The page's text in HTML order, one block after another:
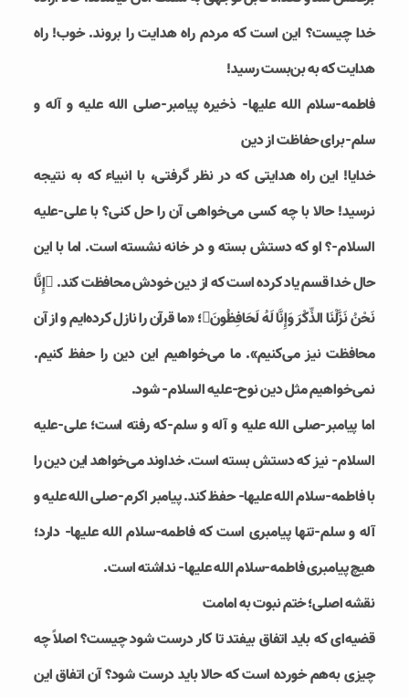
خدا چیست؟ این است که مردم راه هدایت را‌ بروند. خوب! راه
هدایت که به بن‌بست رسید!
فاطمه-سلام الله علیها- ذخیره پیامبر-صلی الله علیه و آله و
سلم-برای حفاظت از دین
خدایا! این راه هدایتی که در نظر گرفتی، با انبیاء که به نتیجه
نرسید! حالا با چه کسی می‌خواهی آن را حل کنی؟ با علی-علیه
السلام-؟ او که دستش بسته و در خانه نشسته است. اما با این
حال خدا قسم یاد کرده است که از دین خودش محافظت کند. إِنَّا
نَحْنُ نَزَّلْنَا الذِّكْرَ وَإِنَّا لَهُ لَحَافِظُونَ؛ «ما قرآن را نازل کرده‌ایم و از آن
محافظت نیز می‌کنیم». ما می‌خواهیم این دین را حفظ کنیم.
نمی‌خواهیم مثل دین نوح-علیه السلام- شود.
اما پیامبر-صلی الله علیه و آله و سلم-که رفته است؛ علی-علیه
السلام- نیز که دستش بسته است. خداوند می‌خواهد این دین را
با فاطمه-سلام الله علیها- حفظ کند. پیامبر اکرم-صلی الله علیه و
آله و سلم-تنها پیامبری است که فاطمه-سلام الله علیها- دارد؛
هیچ پیامبری فاطمه-سلام الله علیها- نداشته است.
نقشه اصلی؛ ختم نبوت به امامت
قضیه‌ای که باید اتفاق بیفتد تا کار درست شود چیست؟ اصلاً چه
چیزی به‌هم خورده است که حالا باید درست ‌شود؟ آن اتفاق این